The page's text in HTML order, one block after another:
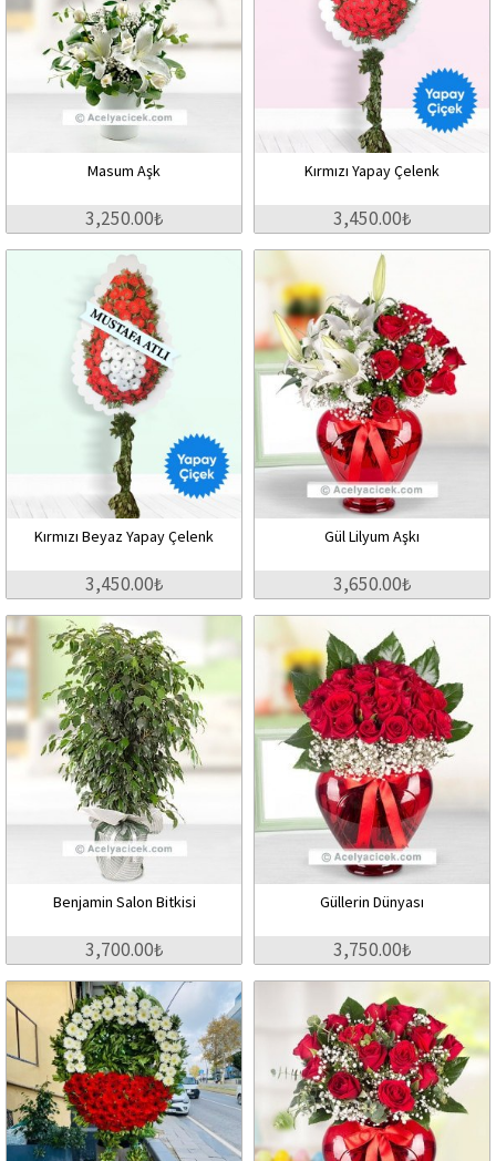
Masum Aşk
3,250.00₺
Kırmızı Yapay Çelenk
3,450.00₺
Kırmızı Beyaz Yapay Çelenk
3,450.00₺
Gül Lilyum Aşkı
3,650.00₺
Benjamin Salon Bitkisi
3,700.00₺
Güllerin Dünyası
3,750.00₺